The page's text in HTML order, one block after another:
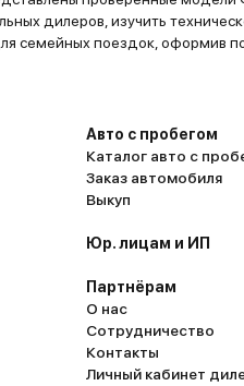
дилеров, изучить
семейных поездок, оформив
Авто с пробегом
Каталог авто с
Заказ автомобиля
Выкуп
Юр. лицам и ИП
Партнёрам
О нас
Сотрудничество
Контакты
Личный кабинет